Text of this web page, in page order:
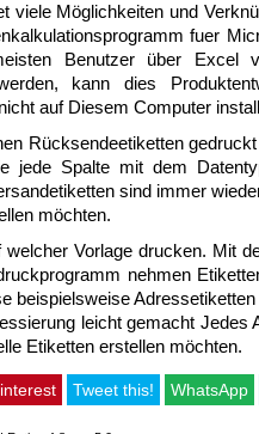
viele Möglichkeiten und
fuer
Benutzer über Excel
kann dies
auf Diesem Computer
Rücksendeetiketten
jede Spalte mit dem
sind immer
möchten.
Vorlage drucken. Mit
nehmen
beispielsweise
leicht gemacht
Etiketten erstellen möchten.
Tweet this! WhatsApp